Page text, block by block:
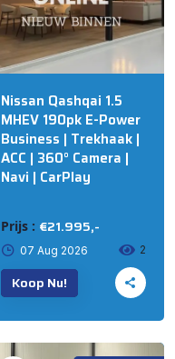
Nissan Qashqai 1.5
MHEV 190pk E-Power
Business | Trekhaak |
ACC | 360° Camera |
Navi | CarPlay
Prijs : €21.995,-
07 Aug 2026 2
Koop Nu!